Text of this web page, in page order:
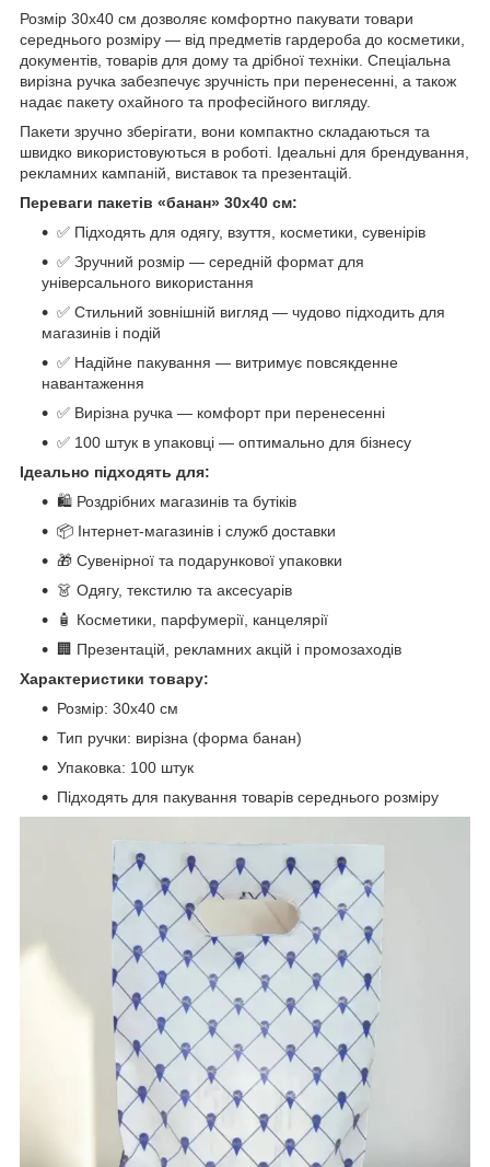
Розмір 30x40 см дозволяє комфортно пакувати товари
середнього розміру — від предметів гардероба до косметики,
документів, товарів для дому та дрібної техніки. Спеціальна
вирізна ручка забезпечує зручність при перенесенні, а також
надає пакету охайного та професійного вигляду.
Пакети зручно зберігати, вони компактно складаються та
швидко використовуються в роботі. Ідеальні для брендування,
рекламних кампаній, виставок та презентацій.
Переваги пакетів «банан» 30x40 см:
✅ Підходять для одягу, взуття, косметики, сувенірів
✅ Зручний розмір — середній формат для
універсального використання
✅ Стильний зовнішній вигляд — чудово підходить для
магазинів і подій
✅ Надійне пакування — витримує повсякденне
навантаження
✅ Вирізна ручка — комфорт при перенесенні
✅ 100 штук в упаковці — оптимально для бізнесу
Ідеально підходять для:
🛍 Роздрібних магазинів та бутіків
📦 Інтернет-магазинів і служб доставки
🎁 Сувенірної та подарункової упаковки
👗 Одягу, текстилю та аксесуарів
🧴 Косметики, парфумерії, канцелярії
🏢 Презентацій, рекламних акцій і промозаходів
Характеристики товару:
Розмір: 30x40 см
Тип ручки: вирізна (форма банан)
Упаковка: 100 штук
Підходять для пакування товарів середнього розміру